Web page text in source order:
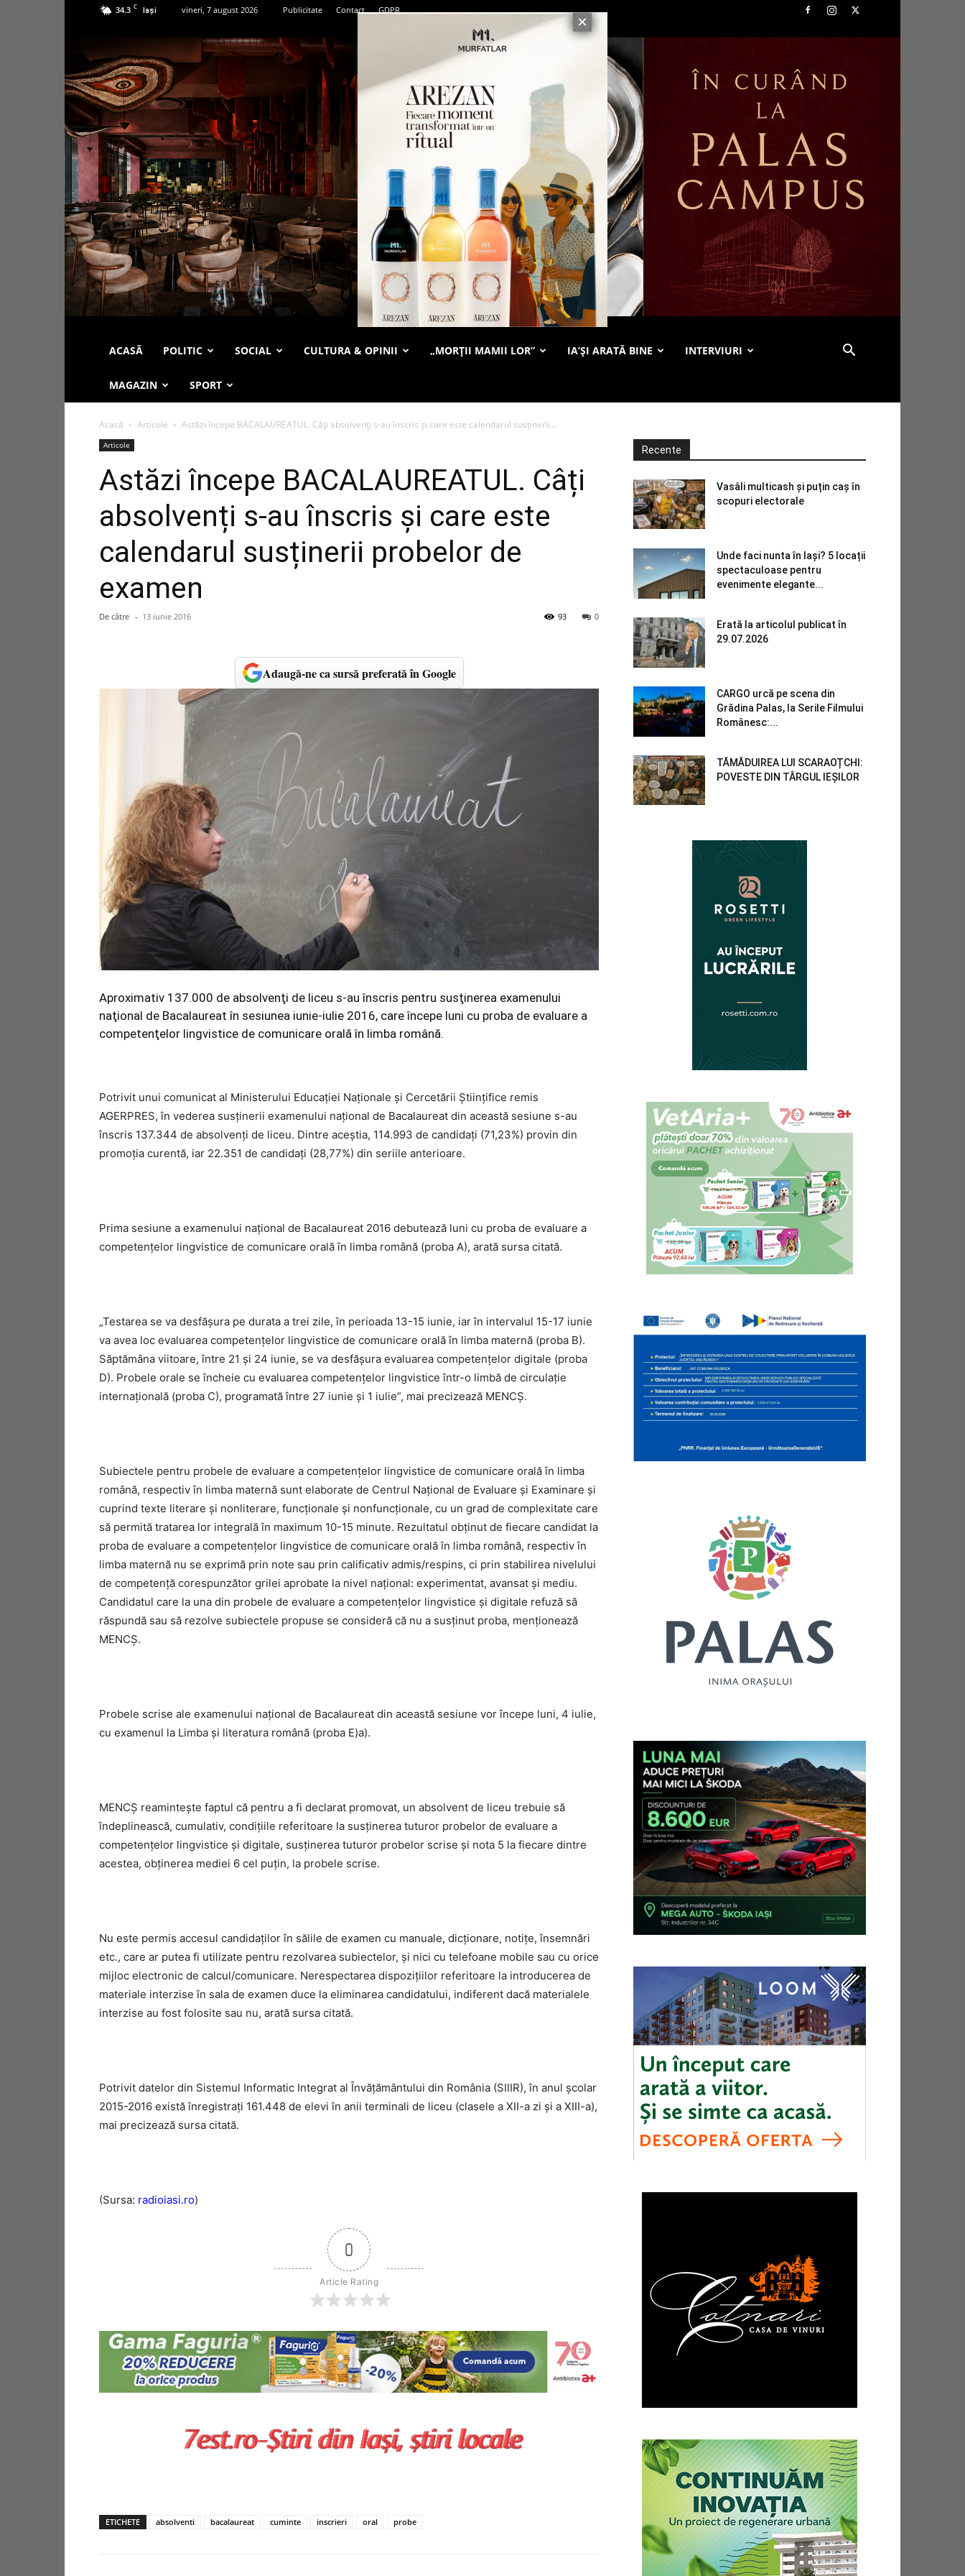
34.3 C Iași vineri, 7 august 2026 Publicitate Contact GDPR
ACASĂ POLITIC SOCIAL CULTURA & OPINII „MORȚII MAMII LOR” IA’ȘI ARATĂ BINE INTERVIURI
MAGAZIN SPORT
Acasă Articole Astăzi începe BACALAUREATUL. Câți absolvenți s-au înscris și care este calendarul susținerii...
Articole
Astăzi începe BACALAUREATUL. Câți
absolvenți s-au înscris și care este
calendarul susținerii probelor de
examen
De către - 13 iunie 2016 0
93
Adaugă-ne ca sursă preferată în Google
Aproximativ 137.000 de absolvenţi de liceu s-au înscris pentru susţinerea examenului
naţional de Bacalaureat în sesiunea iunie-iulie 2016, care începe luni cu proba de evaluare a
competenţelor lingvistice de comunicare orală în limba română.
Potrivit unui comunicat al Ministerului Educaţiei Naţionale şi Cercetării Ştiinţifice remis
AGERPRES, în vederea susţinerii examenului naţional de Bacalaureat din această sesiune s-au
înscris 137.344 de absolvenţi de liceu. Dintre aceştia, 114.993 de candidaţi (71,23%) provin din
promoţia curentă, iar 22.351 de candidaţi (28,77%) din seriile anterioare.
Prima sesiune a examenului naţional de Bacalaureat 2016 debutează luni cu proba de evaluare a
competenţelor lingvistice de comunicare orală în limba română (proba A), arată sursa citată.
„Testarea se va desfăşura pe durata a trei zile, în perioada 13-15 iunie, iar în intervalul 15-17 iunie
va avea loc evaluarea competenţelor lingvistice de comunicare orală în limba maternă (proba B).
Săptămâna viitoare, între 21 şi 24 iunie, se va desfăşura evaluarea competenţelor digitale (proba
D). Probele orale se încheie cu evaluarea competenţelor lingvistice într-o limbă de circulaţie
internaţională (proba C), programată între 27 iunie şi 1 iulie”, mai precizează MENCŞ.
Subiectele pentru probele de evaluare a competenţelor lingvistice de comunicare orală în limba
română, respectiv în limba maternă sunt elaborate de Centrul Naţional de Evaluare şi Examinare şi
cuprind texte literare şi nonliterare, funcţionale şi nonfuncţionale, cu un grad de complexitate care
să permită tratarea lor integrală în maximum 10-15 minute. Rezultatul obţinut de fiecare candidat la
proba de evaluare a competenţelor lingvistice de comunicare orală în limba română, respectiv în
limba maternă nu se exprimă prin note sau prin calificativ admis/respins, ci prin stabilirea nivelului
de competenţă corespunzător grilei aprobate la nivel naţional: experimentat, avansat şi mediu.
Candidatul care la una din probele de evaluare a competenţelor lingvistice şi digitale refuză să
răspundă sau să rezolve subiectele propuse se consideră că nu a susţinut proba, menţionează
MENCŞ.
Probele scrise ale examenului naţional de Bacalaureat din această sesiune vor începe luni, 4 iulie,
cu examenul la Limba şi literatura română (proba E)a).
MENCŞ reaminteşte faptul că pentru a fi declarat promovat, un absolvent de liceu trebuie să
îndeplinească, cumulativ, condiţiile referitoare la susţinerea tuturor probelor de evaluare a
competenţelor lingvistice şi digitale, susţinerea tuturor probelor scrise şi nota 5 la fiecare dintre
acestea, obţinerea mediei 6 cel puţin, la probele scrise.
Nu este permis accesul candidaţilor în sălile de examen cu manuale, dicţionare, notiţe, însemnări
etc., care ar putea fi utilizate pentru rezolvarea subiectelor, şi nici cu telefoane mobile sau cu orice
mijloc electronic de calcul/comunicare. Nerespectarea dispoziţiilor referitoare la introducerea de
materiale interzise în sala de examen duce la eliminarea candidatului, indiferent dacă materialele
interzise au fost folosite sau nu, arată sursa citată.
Potrivit datelor din Sistemul Informatic Integrat al Învăţământului din România (SIIIR), în anul şcolar
2015-2016 există înregistraţi 161.448 de elevi în anii terminali de liceu (clasele a XII-a zi şi a XIII-a),
mai precizează sursa citată.
(Sursa: radioiasi.ro)
0
Article Rating
ETICHETE absolventi bacalaureat cuminte inscrieri oral probe
Recente
Vasâli multicash și puțin caș în
scopuri electorale
Unde faci nunta în Iași? 5 locații
spectaculoase pentru
evenimente elegante...
Erată la articolul publicat în
29.07.2026
CARGO urcă pe scena din
Grădina Palas, la Serile Filmului
Românesc:...
TĂMĂDUIREA LUI SCARAOȚCHI:
POVESTE DIN TÂRGUL IEȘILOR